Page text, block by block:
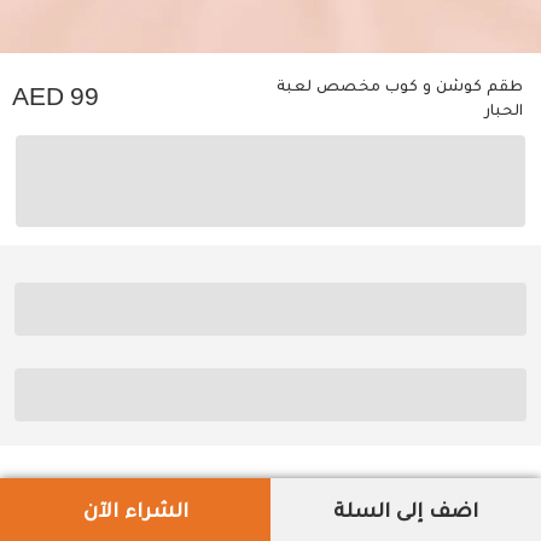
طقم كوشن و كوب مخصص لعبة
الحبار
99
اضف إلى السلة الشراء الآن